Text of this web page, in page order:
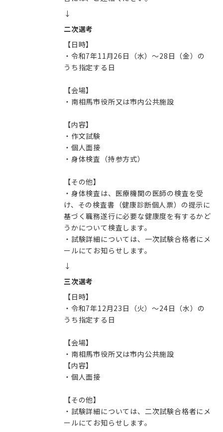
↓
二次選考
【日時】
・令和7年11月26日（水）～28日（金）の
うち指定する日
【会場】
・南相馬市役所又は市内公共施設
【内容】
・作文試験
・個人面接
・身体検査（持参方式）
【その他】
・身体検査は、医療機関の医師の検査を受
け、その検査書（健康診断個人票）の提示に
基づく職務遂行に必要な健康度を有するかど
うかについて検査します。
・試験詳細については、一次試験合格者にメ
ールにてお知らせします。
↓
三次選考
【日時】
・令和7年12月23日（火）～24日（水）の
うち指定する日
【会場】
・南相馬市役所又は市内公共施設
【内容】
・個人面接
【その他】
・試験詳細については、二次試験合格者にメ
ールにてお知らせします。